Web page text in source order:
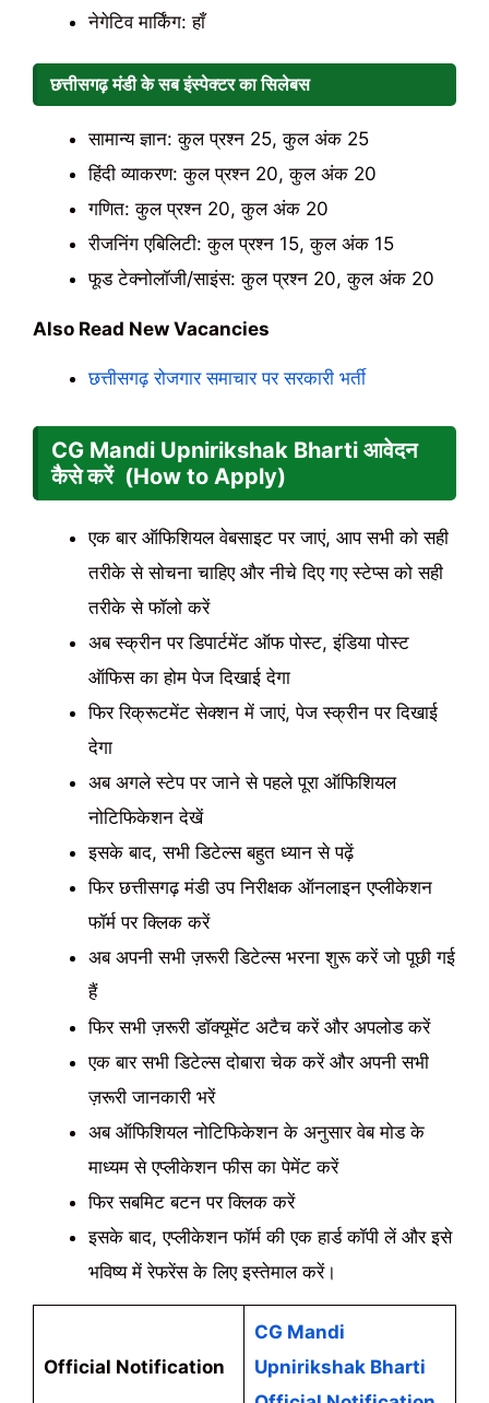
नेगेटिव मार्किंग: हाँ
छत्तीसगढ़ मंडी के सब इंस्पेक्टर का सिलेबस
सामान्य ज्ञान: कुल प्रश्न 25, कुल अंक 25
हिंदी व्याकरण: कुल प्रश्न 20, कुल अंक 20
गणित: कुल प्रश्न 20, कुल अंक 20
रीजनिंग एबिलिटी: कुल प्रश्न 15, कुल अंक 15
फूड टेक्नोलॉजी/साइंस: कुल प्रश्न 20, कुल अंक 20
Also Read New Vacancies
छत्तीसगढ़ रोजगार समाचार पर सरकारी भर्ती
CG Mandi Upnirikshak Bharti आवेदन
कैसे करें (How to Apply)
एक बार ऑफिशियल वेबसाइट पर जाएं, आप सभी को सही
तरीके से सोचना चाहिए और नीचे दिए गए स्टेप्स को सही
तरीके से फॉलो करें
अब स्क्रीन पर डिपार्टमेंट ऑफ पोस्ट, इंडिया पोस्ट
ऑफिस का होम पेज दिखाई देगा
फिर रिक्रूटमेंट सेक्शन में जाएं, पेज स्क्रीन पर दिखाई
देगा
अब अगले स्टेप पर जाने से पहले पूरा ऑफिशियल
नोटिफिकेशन देखें
इसके बाद, सभी डिटेल्स बहुत ध्यान से पढ़ें
फिर छत्तीसगढ़ मंडी उप निरीक्षक ऑनलाइन एप्लीकेशन
फॉर्म पर क्लिक करें
अब अपनी सभी ज़रूरी डिटेल्स भरना शुरू करें जो पूछी गई
हैं
फिर सभी ज़रूरी डॉक्यूमेंट अटैच करें और अपलोड करें
एक बार सभी डिटेल्स दोबारा चेक करें और अपनी सभी
ज़रूरी जानकारी भरें
अब ऑफिशियल नोटिफिकेशन के अनुसार वेब मोड के
माध्यम से एप्लीकेशन फीस का पेमेंट करें
फिर सबमिट बटन पर क्लिक करें
इसके बाद, एप्लीकेशन फॉर्म की एक हार्ड कॉपी लें और इसे
भविष्य में रेफरेंस के लिए इस्तेमाल करें।
Official Notification
CG Mandi
Upnirikshak Bharti